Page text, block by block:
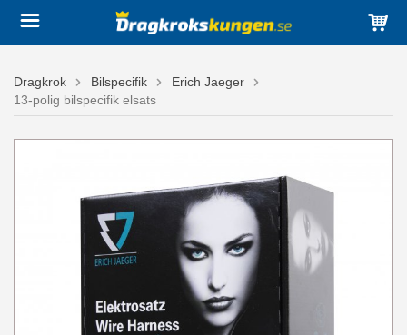
Dragkrok Bilspecifik
Erich Jaeger
13-polig bilspecifik elsats